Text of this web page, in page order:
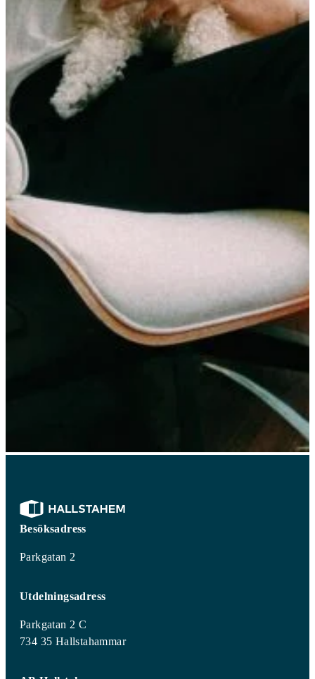
Besöksadress
Parkgatan 2
Utdelningsadress
Parkgatan 2 C
734 35 Hallstahammar